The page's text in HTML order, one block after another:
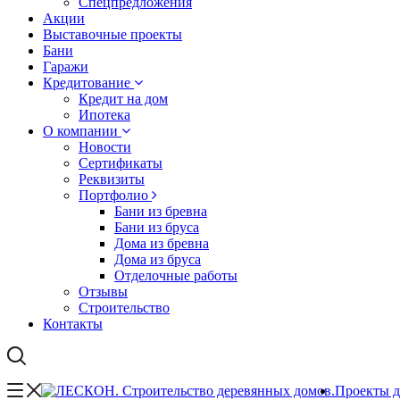
Акции
Выставочные проекты
Бани
Гаражи
Кредитование
Кредит на дом
Ипотека
О компании
Новости
Сертификаты
Реквизиты
Портфолио
Бани из бревна
Бани из бруса
Дома из бревна
Дома из бруса
Отделочные работы
Отзывы
Строительство
Контакты
Проекты